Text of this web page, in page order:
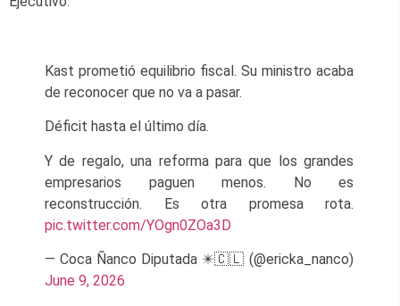
Kast prometió equilibrio fiscal. Su ministro acaba
de reconocer que no va a pasar.
Déficit hasta el último día.
Y de regalo, una reforma para que los grandes
empresarios paguen menos. No es
reconstrucción. Es otra promesa rota.
pic.twitter.com/YOgn0ZOa3D
— Coca Ñanco Diputada ✴️🇨🇱 (@ericka_nanco)
June 9, 2026